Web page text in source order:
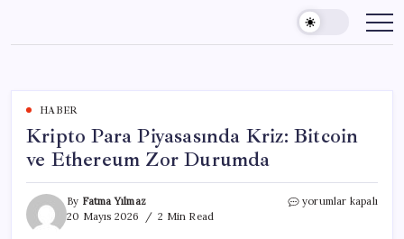
content
HABER
Kripto Para Piyasasında Kriz: Bitcoin
ve Ethereum Zor Durumda
By Fatma Yılmaz
20 Mayıs 2026
2 Min Read
Kripto
yorumlar kapalı